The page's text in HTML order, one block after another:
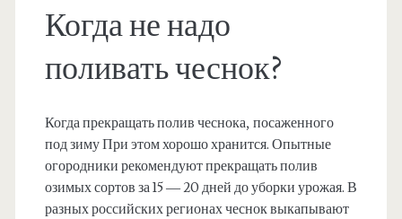
Когда не надо
поливать чеснок?
Когда прекращать полив чеснока, посаженного
под зиму При этом хорошо хранится. Опытные
огородники рекомендуют прекращать полив
озимых сортов за 15 — 20 дней до уборки урожая. В
разных российских регионах чеснок выкапывают